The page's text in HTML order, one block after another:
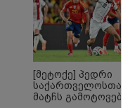
[მეტოქე] პედრი
საქართველოსთან
მატჩს გამოტოვებს